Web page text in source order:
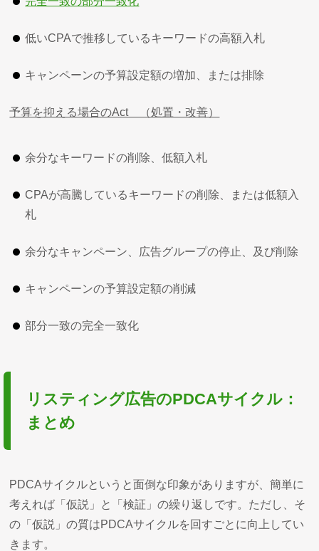
低いCPAで推移しているキーワードの高額入札
キャンペーンの予算設定額の増加、または排除
予算を抑える場合のAct （処置・改善）
余分なキーワードの削除、低額入札
CPAが高騰しているキーワードの削除、または低額入
札
余分なキャンペーン、広告グループの停止、及び削除
キャンペーンの予算設定額の削減
部分一致の完全一致化
リスティング広告のPDCAサイクル：
まとめ
PDCAサイクルというと面倒な印象がありますが、簡単に
考えれば「仮説」と「検証」の繰り返しです。ただし、そ
の「仮説」の質はPDCAサイクルを回すごとに向上してい
きます。